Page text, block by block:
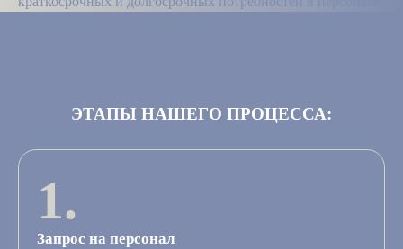
ЭТАПЫ НАШЕГО ПРОЦЕССА:
1.
Запрос на персонал